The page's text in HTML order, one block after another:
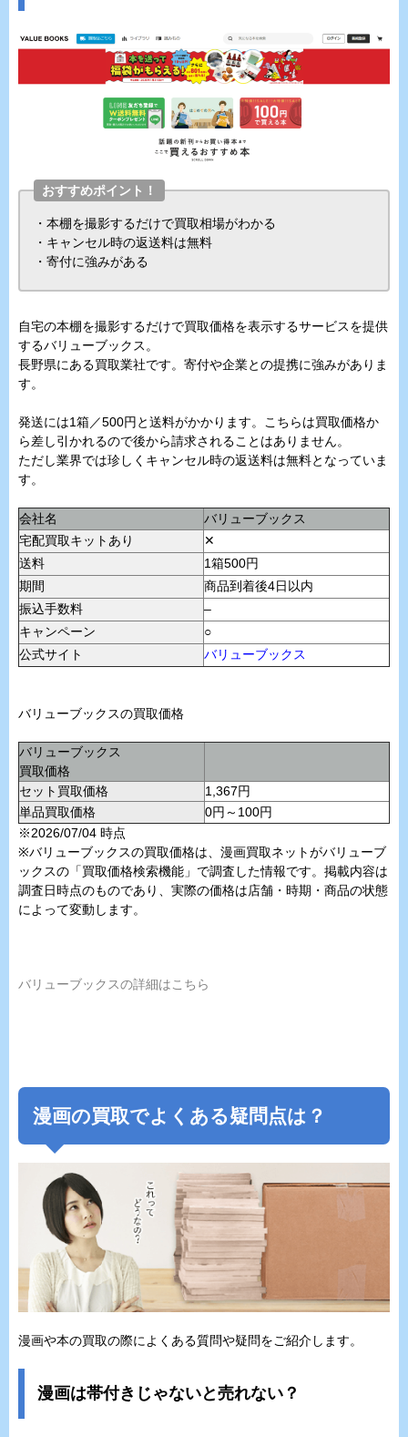
おすすめポイント！
・本棚を撮影するだけで買取相場がわかる
・キャンセル時の返送料は無料
・寄付に強みがある
自宅の本棚を撮影するだけで買取価格を表示するサービスを提供
するバリューブックス。
長野県にある買取業社です。寄付や企業との提携に強みがありま
す。
発送には1箱／500円と送料がかかります。こちらは買取価格か
ら差し引かれるので後から請求されることはありません。
ただし業界では珍しくキャンセル時の返送料は無料となっていま
す。
会社名
バリューブックス
宅配買取キットあり
✕
送料
1箱500円
期間
商品到着後4日以内
振込手数料
–
キャンペーン
○
公式サイト
バリューブックス
バリューブックスの買取価格
バリューブックス
買取価格
セット買取価格
1,367円
単品買取価格
0円～100円
※2026/07/04 時点
※バリューブックスの買取価格は、漫画買取ネットがバリューブ
ックスの「買取価格検索機能」で調査した情報です。掲載内容は
調査日時点のものであり、実際の価格は店舗・時期・商品の状態
によって変動します。
バリューブックスの詳細はこちら
漫画の買取でよくある疑問点は？
漫画や本の買取の際によくある質問や疑問をご紹介します。
漫画は帯付きじゃないと売れない？